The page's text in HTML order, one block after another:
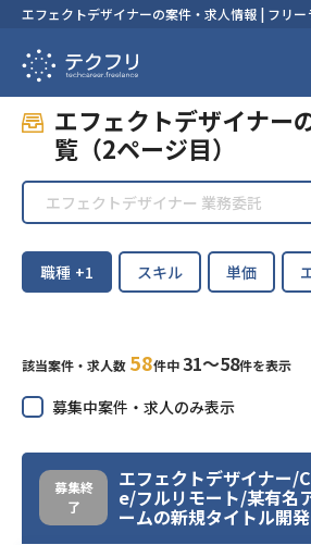
エフェクトデザイナーの案件・求人情報 | フリ
エフェクトデザイナー
覧（2ページ目）
職種 +1 スキル 単価
該当案件・求人数 58件中31〜58件を表示
募集中案件・求人のみ表示
募集終
了
エフェクトデザイナー
e/フルリモート/某有名
ームの新規タイトル開発